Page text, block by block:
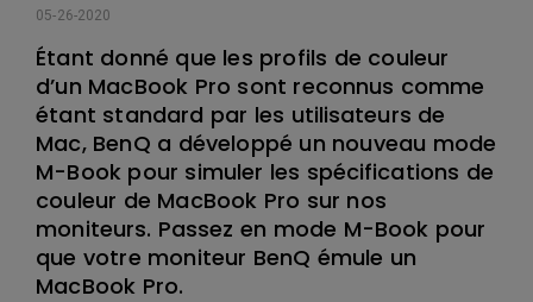
05-26-2020
Étant donné que les profils de couleur
d’un MacBook Pro sont reconnus comme
étant standard par les utilisateurs de
Mac, BenQ a développé un nouveau mode
M-Book pour simuler les spécifications de
couleur de MacBook Pro sur nos
moniteurs. Passez en mode M-Book pour
que votre moniteur BenQ émule un
MacBook Pro.